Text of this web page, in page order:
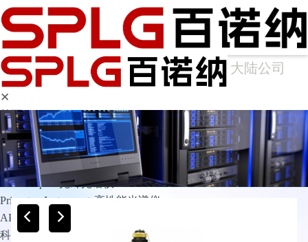
大陆公司
✕
首页
产品中心
光谱仪
Arcoptix傅里叶变换红外光谱仪
Ocean Optics光纤光谱仪
Princeton Instruments高性能光谱仪
APE光谱仪
科学成像